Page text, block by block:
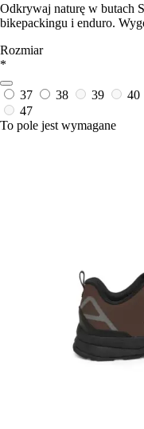
Odkrywaj naturę w butach
bikepackingu i enduro.
Rozmiar
*
37 38 39 40
47
To pole jest wymagane